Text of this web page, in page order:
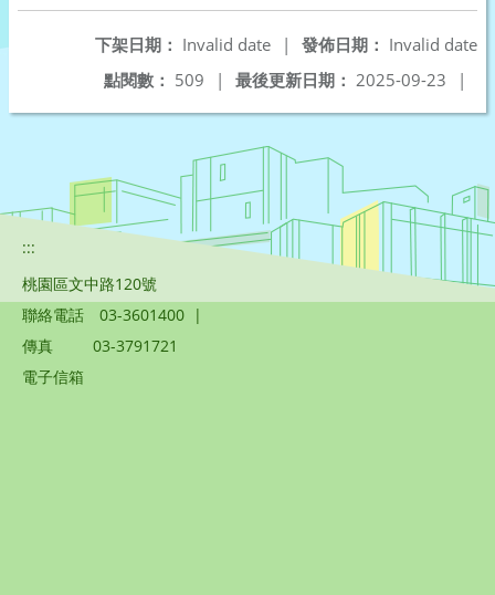
發佈日期： Invalid date
下架日期： Invalid date
|
最後更新日期： 2025-09-23 |
點閱數： 509 |
:::
桃園區文中路120號
聯絡電話
03-3601400 |
傳真
03-3791721
電子信箱